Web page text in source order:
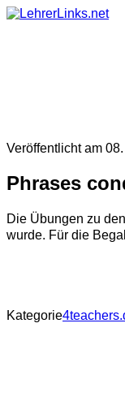
Skip
Veröffentlicht am
Phrases
Die Übungen zu
wurde. Für die
Kategorie